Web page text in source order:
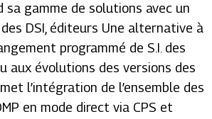
sa gamme de solutions avec un
DSI, éditeurs Une alternative à
programmé de S.I. des
aux évolutions des versions des
l’intégration de l’ensemble des
en mode direct via CPS et